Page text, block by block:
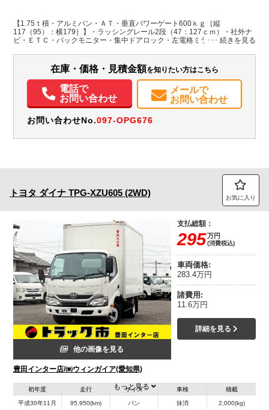
H:2,110
H:3,000
装備情報
パワステ
バックモニター
【1.75ｔ積・アルミバン・ＡＴ・垂直パワーゲート600ｋｇ［縦
117（95）：横179］】・ラッシングレール2段（47：127ｃｍ）・社外ナ
ビ・ＥＴＣ・バックモニター・集中ドアロック・左電格ミラー・ホイール
在庫・価格・見積金額を知りたい方はこちら
電話で
お問い合わせ
メールで
お問い合わせ
お問い合わせNo.097-OPG676
トヨタ ダイナ TPG-XZU605 (2WD) お気に入り
他の画像を見る
豊田インター店/㈱ウィンガイア(愛知県)
支払総額：
295万円
(消費税込)
車両価格:
283.4万円
諸費用:
11.6万円
詳細を見る
初年度
平成30年11月
走行
95,950(km)
サイズ
バン
車検
抹消
積載
2,000(kg)
もっと見る